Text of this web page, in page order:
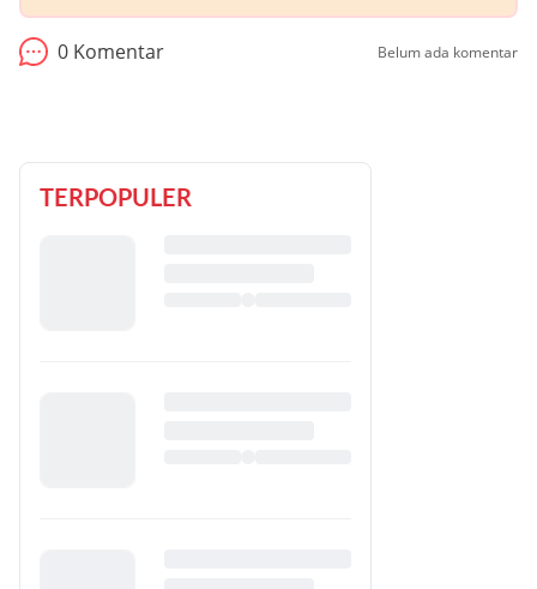
0 Komentar Belum ada komentar
TERPOPULER